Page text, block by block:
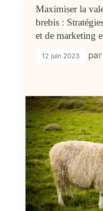
Maximiser la
brebis :
et de marketing
12 juin 2023 par